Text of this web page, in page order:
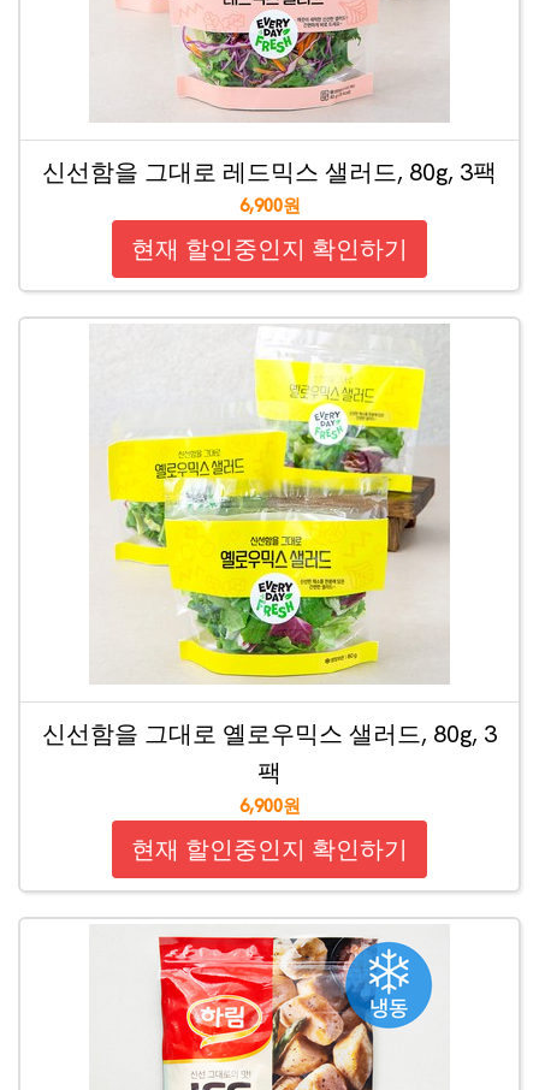
신선함을 그대로 레드믹스 샐러드, 80g, 3팩
6,900원
현재 할인중인지 확인하기
신선함을 그대로 옐로우믹스 샐러드, 80g, 3
팩
6,900원
현재 할인중인지 확인하기